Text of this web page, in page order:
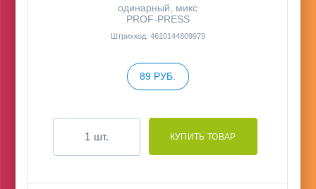
одинарный, микс
PROF-PRESS
Штрихкод: 4610144809979
89 РУБ.
шт.